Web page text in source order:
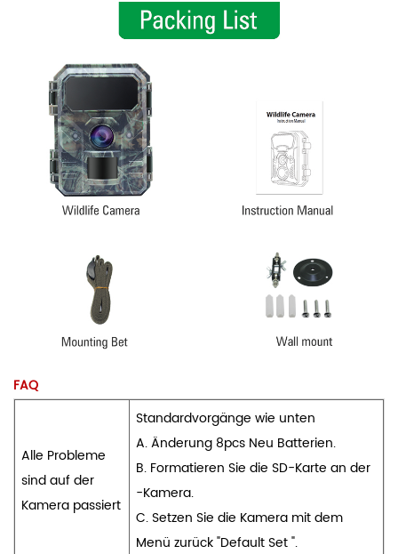
FAQ
Alle Probleme
sind auf der
Kamera passiert
Standardvorgänge wie unten
A. Änderung 8pcs Neu Batterien.
B. Formatieren Sie die SD-Karte an der
-Kamera.
C. Setzen Sie die Kamera mit dem
Menü zurück "Default Set ".